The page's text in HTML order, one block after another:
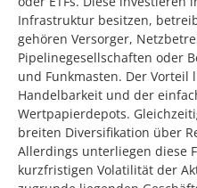
Infrastruktur besitzen,
gehören Versorger,
Pipelinegesellschaften oder
und Funkmasten. Der Vorteil
Handelbarkeit und der
Wertpapierdepots.
breiten Diversifikation über
Allerdings unterliegen diese
kurzfristigen Volatilität der